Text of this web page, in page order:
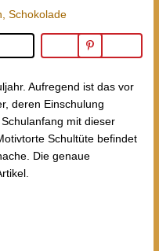
,Schokolade
Aufregend ist das vor
deren Einschulung
mit dieser
Schultüte befindet
Die genaue